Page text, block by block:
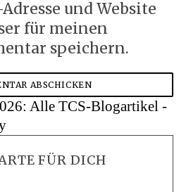
und Website
für meinen
speichern.
Alle TCS-Blogartikel -
FÜR DICH